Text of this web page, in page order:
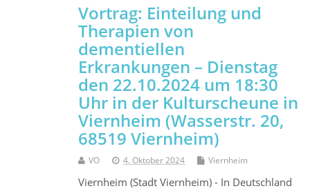
Vortrag: Einteilung und
Therapien von
dementiellen
Erkrankungen – Dienstag
den 22.10.2024 um 18:30
Uhr in der Kulturscheune in
Viernheim (Wasserstr. 20,
68519 Viernheim)
VO 4. Oktober 2024 Viernheim
Viernheim (Stadt Viernheim) - In Deutschland